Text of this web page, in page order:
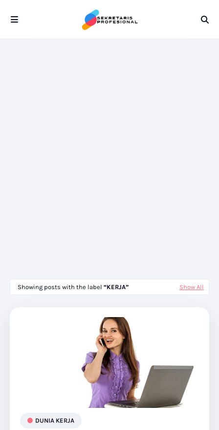
Showing posts with the label KERJA Show All
DUNIA KERJA